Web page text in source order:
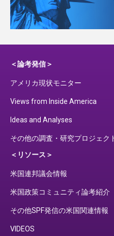
＜論考発信＞
アメリカ現状モニター
Views from Inside America
Ideas and Analyses
その他の調査・研究プロジェク
＜リソース＞
米国連邦議会情報
米国政策コミュニティ論考紹介
その他SPF発信の米国関連情報
VIDEOS